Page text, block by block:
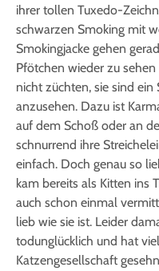
ihrer tollen Tuxedo-
schwarzen Smoking mit
Smokingjacke gehen
Pfötchen wieder zu
nicht züchten, sie sind
anzusehen. Dazu ist
auf dem Schoß oder an
schnurrend ihre
einfach. Doch genau so
kam bereits als Kitten ins
auch schon einmal
lieb wie sie ist. Leider
todunglücklich und hat
Katzengesellschaft